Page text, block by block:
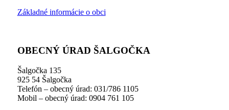
Základné informácie o obci
OBECNÝ ÚRAD ŠALGOČKA
Šalgočka 135
925 54 Šalgočka
Telefón – obecný úrad: 031/786 1105
Mobil – obecný úrad: 0904 761 105